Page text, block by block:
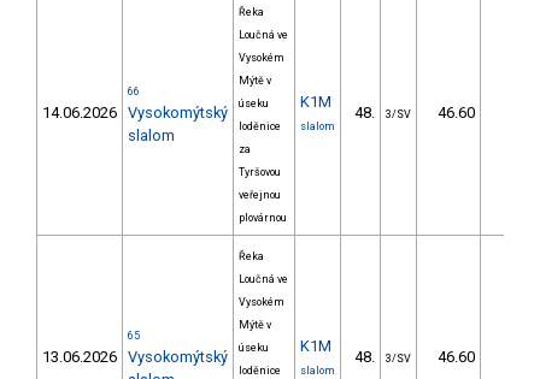
14.06.2026
66
Vysokomýtský
slalom
Řeka
Loučná ve
Vysokém
Mýtě v
úseku
loděnice
za
Tyršovou
veřejnou
plovárnou
K1M
slalom
48. 3/SV 46.60
13.06.2026
65
Vysokomýtský
Řeka
Loučná ve
Vysokém
Mýtě v
úseku
loděnice
K1M
slalom
48. 3/SV 46.60